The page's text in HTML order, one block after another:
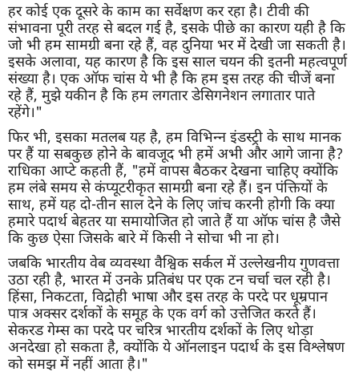
हर कोई एक दूसरे के काम का सर्वेक्षण कर रहा है। टीवी की
संभावना पूरी तरह से बदल गई है, इसके पीछे का कारण यही है कि
जो भी हम सामग्री बना रहे हैं, वह दुनिया भर में देखी जा सकती है।
इसके अलावा, यह कारण है कि इस साल चयन की इतनी महत्वपूर्ण
संख्या है। एक ऑफ चांस ये भी है कि हम इस तरह की चीजें बना
रहे हैं, मुझे यकीन है कि हम लगतार डेसिगनेशन लगातार पाते
रहेंगे।"
फिर भी, इसका मतलब यह है, हम विभिन्न इंडस्ट्री के साथ मानक
पर हैं या सबकुछ होने के बावजूद भी हमें अभी और आगे जाना है?
राधिका आप्टे कहती हैं, "हमें वापस बैठकर देखना चाहिए क्योंकि
हम लंबे समय से कंप्यूटरीकृत सामग्री बना रहे हैं। इन पंक्तियों के
साथ, हमें यह दो-तीन साल देने के लिए जांच करनी होगी कि क्या
हमारे पदार्थ बेहतर या समायोजित हो जाते हैं या ऑफ चांस है जैसे
कि कुछ ऐसा जिसके बारे में किसी ने सोचा भी ना हो।
जबकि भारतीय वेब व्यवस्था वैश्विक सर्कल में उल्लेखनीय गुणवत्ता
उठा रही है, भारत में उनके प्रतिबंध पर एक टन चर्चा चल रही है।
हिंसा, निकटता, विद्रोही भाषा और इस तरह के परदे पर धूम्रपान
पात्र अक्सर दर्शकों के समूह के एक वर्ग को उत्तेजित करते हैं।
सेकरड गेम्स का परदे पर चरित्र भारतीय दर्शकों के लिए थोड़ा
अनदेखा हो सकता है, क्योंकि ये ऑनलाइन पदार्थ के इस विश्लेषण
को समझ में नहीं आता है।"